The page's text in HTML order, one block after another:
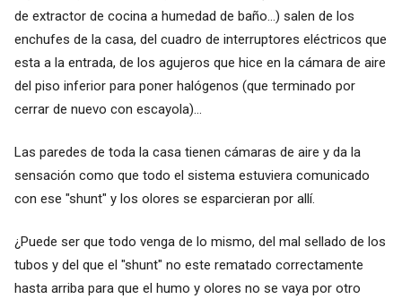
de extractor de cocina a humedad de baño...) salen de los
enchufes de la casa, del cuadro de interruptores eléctricos que
esta a la entrada, de los agujeros que hice en la cámara de aire
del piso inferior para poner halógenos (que terminado por
cerrar de nuevo con escayola)...
Las paredes de toda la casa tienen cámaras de aire y da la
sensación como que todo el sistema estuviera comunicado
con ese "shunt" y los olores se esparcieran por allí.
¿Puede ser que todo venga de lo mismo, del mal sellado de los
tubos y del que el "shunt" no este rematado correctamente
hasta arriba para que el humo y olores no se vaya por otro